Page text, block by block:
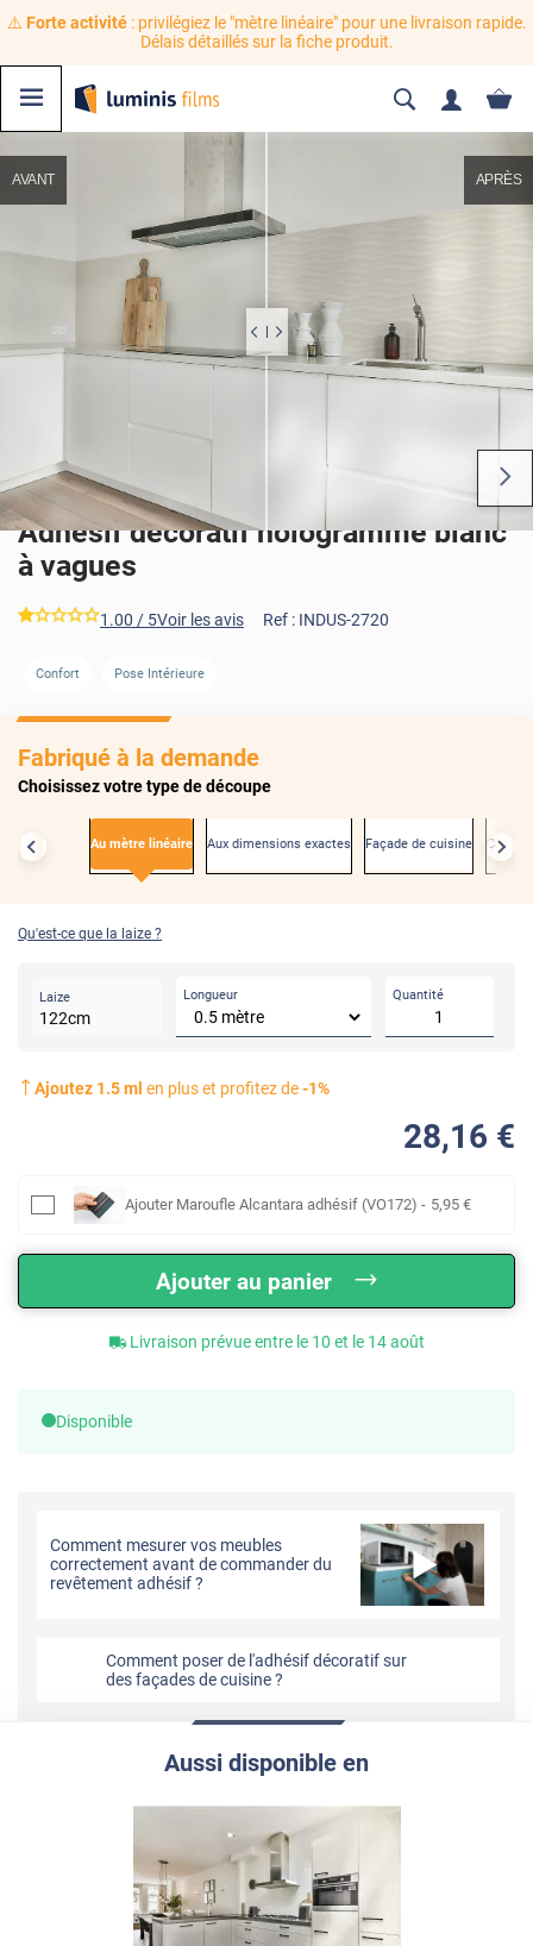
⚠️ Forte activité: privilégiez le "mètre linéaire" pour une livraison rapide.
Délais détaillés sur la fiche produit.
AVANT APRÈS
Adhésif décoratif hologramme blanc
à vagues
***** 1.00 / 5Voir les avis Ref : INDUS-2720
Confort Pose Intérieure
Fabriqué à la demande
Choisissez votre type de découpe
Au mètre linéaire Aux dimensions exactes Façade de cuisine
Qu'est-ce que la laize ?
Laize
122cm
Longueur Quantité
Ajoutez 1.5ml en plus et profitez de-1%
28,16 €
Ajouter Maroufle Alcantara adhésif (VO172) - 5,95 €
Ajouter au panier
Livraison prévue entre le 10 et le 14 août
Disponible
Comment mesurer vos meubles
correctement avant de commander du
revêtement adhésif ?
Comment poser de l'adhésif décoratif sur
des façades de cuisine ?
Aussi disponible en